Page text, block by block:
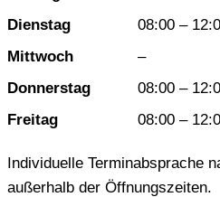
Dienstag
08:00 –
Mittwoch
–
Donnerstag
08:00 –
Freitag
08:00 –
Individuelle Terminabsprache
außerhalb der Öffnungszeiten.